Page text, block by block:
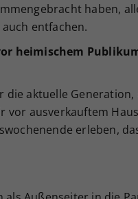
haben,
entfachen.
heimischem
die aktuelle
vor ausverkauftem
erleben,